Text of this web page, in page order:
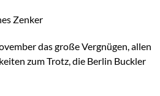
Zenker
das große Vergnügen, allen
zum Trotz, die Berlin Buckler